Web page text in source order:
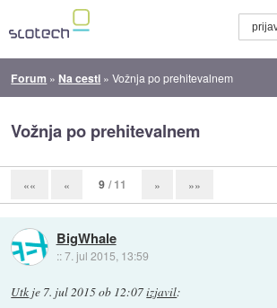
Forum » Na cesti »Vožnja po prehitevalnem
Vožnja po prehitevalnem
«« « 9 / 11 » »»
BigWhale
::7. jul 2015, 13:59
Utk je 7. jul 2015 ob 12:07izjavil: